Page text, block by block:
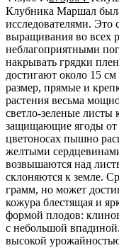
Клубника Маршал
исследователями. Это
выращивания во всех
неблагоприятными
накрывать грядки
достигают около 15
размер, прямые и
растения весьма
светло-зеленые
защищающие ягоды от
цветоносах пышно
желтыми
возвышаются над
склоняются к земле.
грамм, но может
кожура блестящая и
формой плодов:
с небольшой
высокой